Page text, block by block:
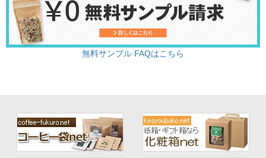
無料サンプル FAQはこちら